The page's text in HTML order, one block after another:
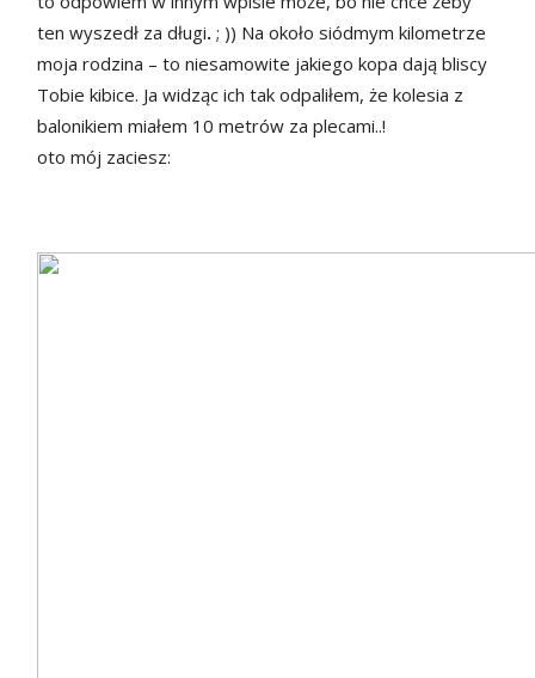
ten wyszedł za długi. ; )) Na około siódmym kilometrze
moja rodzina – to niesamowite jakiego kopa dają bliscy
Tobie kibice. Ja widząc ich tak odpaliłem, że kolesia z
balonikiem miałem 10 metrów za plecami..!
oto mój zaciesz: